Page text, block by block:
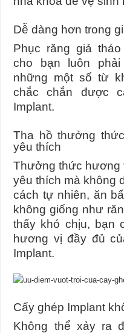
Dễ dàng hơn trong
Phục răng giả
cho bạn luôn
những một số từ
chắc chắn được
Implant.
Tha hồ thưởng
yêu thích
Thưởng thức hương
yêu thích mà không
cách tự nhiên, ăn
không giống như
thấy khó chịu, bạn
hương vị đầy đủ
Implant.
Cấy ghép Implant
Không thể xảy ra